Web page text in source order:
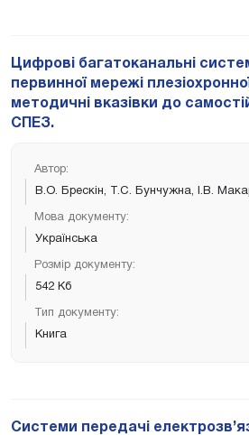
процесі реалізації різнихтехнологій
Телекомунікації, Технологія
видань.
Цифрові багатоканальні
первинної мережі плезіохронної
методичні вказівки до
СПЕЗ.
Автор:
В.О. Брескін, Т.С. Бунчужна, І.В.
Мова документу:
Українська
Розмір документу:
542 Кб
Тип документу:
Книга
Системи передачі